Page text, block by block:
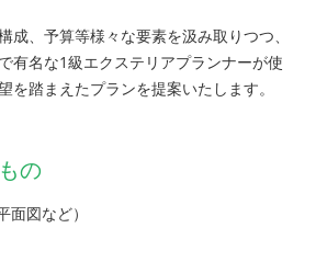
成、予算等様々な要素を汲み取りつつ、
有名な1級エクステリアプランナーが使
を踏まえたプランを提案いたします。
の
図など）